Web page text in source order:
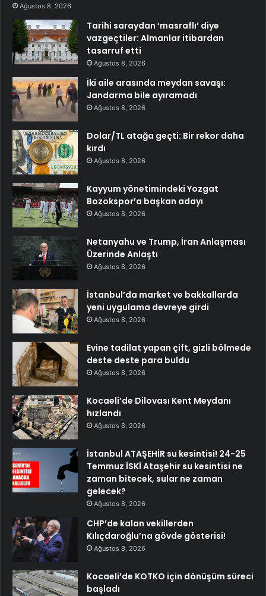
Ağustos 8, 2026
Tarihi saraydan ‘masraflı’ diye
vazgeçtiler: Almanlar itibardan
tasarruf etti
Ağustos 8, 2026
İki aile arasında meydan savaşı:
Jandarma bile ayıramadı
Ağustos 8, 2026
Dolar/TL atağa geçti: Bir rekor daha
kırdı
Ağustos 8, 2026
Kayyum yönetimindeki Yozgat
Bozokspor’a başkan adayı
Ağustos 8, 2026
Netanyahu ve Trump, İran Anlaşması
Üzerinde Anlaştı
Ağustos 8, 2026
İstanbul’da market ve bakkallarda
yeni uygulama devreye girdi
Ağustos 8, 2026
Evine tadilat yapan çift, gizli bölmede
deste deste para buldu
Ağustos 8, 2026
Kocaeli’de Dilovası Kent Meydanı
hızlandı
Ağustos 8, 2026
İstanbul ATAŞEHİR su kesintisi! 24-25
Temmuz İSKİ Ataşehir su kesintisi ne
zaman bitecek, sular ne zaman
gelecek?
Ağustos 8, 2026
CHP’de kalan vekillerden
Kılıçdaroğlu’na gövde gösterisi!
Ağustos 8, 2026
Kocaeli’de KOTKO için dönüşüm süreci
başladı